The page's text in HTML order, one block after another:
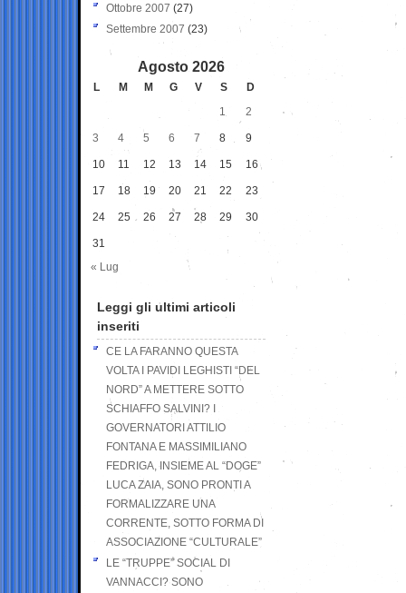
Ottobre 2007 (27)
Settembre 2007 (23)
Agosto 2026
L M M G V S
D
1
2
3 4 5 6 7 8 9
10 11 12 13 14 15 16
17 18 19 20 21 22 23
24 25 26 27 28 29 30
31
« Lug
Leggi gli ultimi articoli
inseriti
CE LA FARANNO QUESTA
VOLTA I PAVIDI LEGHISTI “DEL
NORD” A METTERE SOTTO
SCHIAFFO SALVINI? I
GOVERNATORI ATTILIO
FONTANA E MASSIMILIANO
FEDRIGA, INSIEME AL “DOGE”
LUCA ZAIA, SONO PRONTI A
FORMALIZZARE UNA
CORRENTE, SOTTO FORMA DI
ASSOCIAZIONE “CULTURALE”
LE “TRUPPE” SOCIAL DI
VANNACCI? SONO